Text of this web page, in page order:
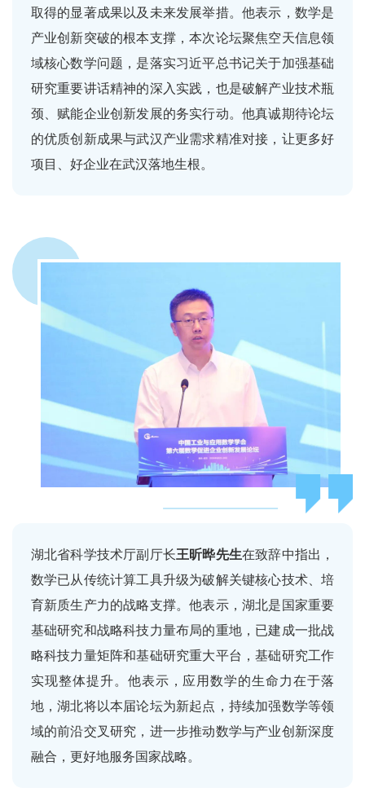
取得的显著成果以及未来发展举措。他表示，数学是
产业创新突破的根本支撑，本次论坛聚焦空天信息领
域核心数学问题，是落实习近平总书记关于加强基础
研究重要讲话精神的深入实践，也是破解产业技术瓶
颈、赋能企业创新发展的务实行动。他真诚期待论坛
的优质创新成果与武汉产业需求精准对接，让更多好
项目、好企业在武汉落地生根。
湖北省科学技术厅副厅长王昕晔先生在致辞中指出，
数学已从传统计算工具升级为破解关键核心技术、培
育新质生产力的战略支撑。他表示，湖北是国家重要
基础研究和战略科技力量布局的重地，已建成一批战
略科技力量矩阵和基础研究重大平台，基础研究工作
实现整体提升。他表示，应用数学的生命力在于落
地，湖北将以本届论坛为新起点，持续加强数学等领
域的前沿交叉研究，进一步推动数学与产业创新深度
融合，更好地服务国家战略。